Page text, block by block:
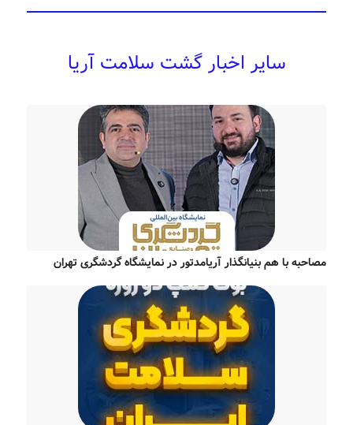
سایر اخبار گشت سلامت آریا
مصاحبه با هم بنیانگذار آریامدتور در نمایشگاه گردشگری تهران